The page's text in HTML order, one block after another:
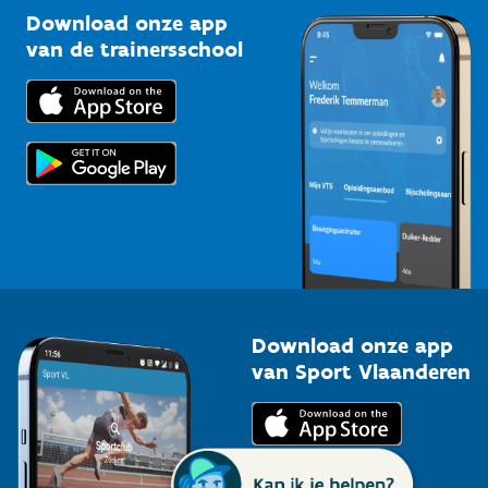
Bedrijven
Trainers en begeleiders
Topsporters
Kennisplatform
Downloads
Voor de pers
Download onze app
van de trainersschool
Download onze app
van Sport Vlaanderen